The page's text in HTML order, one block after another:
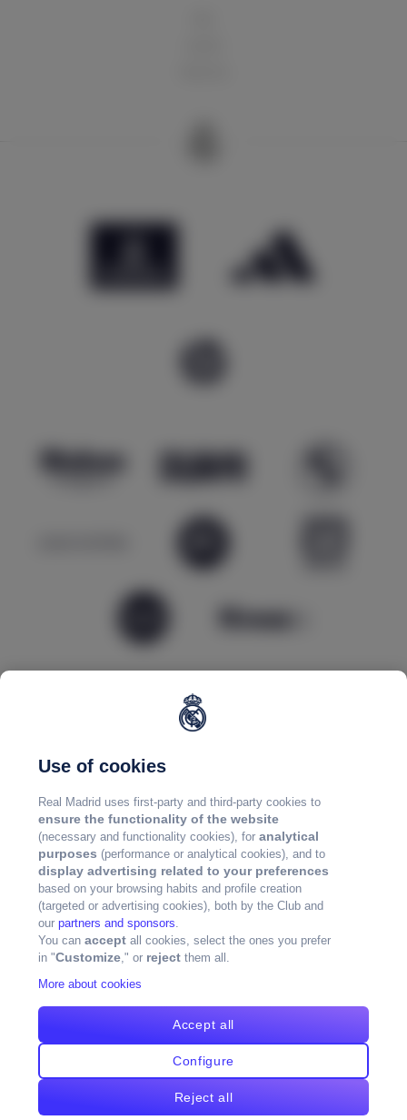
版权所有皇马©2024年版权所有
Use of cookies
Real Madrid uses first-party and third-party cookies to
ensure the functionality of the website
(necessary and functionality cookies), foranalytical
purposes (performance or analytical cookies), and to
display advertising related to your preferences
based on your browsing habits and profile creation
(targeted or advertising cookies), both by the Club and
ourpartners and sponsors.
You canaccept all cookies, select the ones you prefer
in "Customize," or reject them all.
More about cookies
Configure
Reject all
Accept all